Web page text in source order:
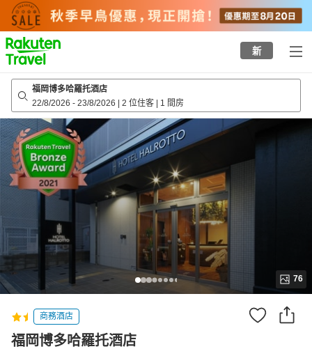
to
top
page
新
福岡博多哈羅托酒店
22/8/2026 - 23/8/2026 | 2 位住客 | 1 間房
76
商務酒店
福岡博多哈羅托酒店